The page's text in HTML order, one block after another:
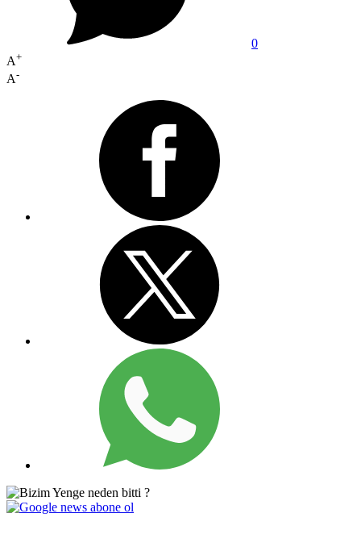
0
A+
A-